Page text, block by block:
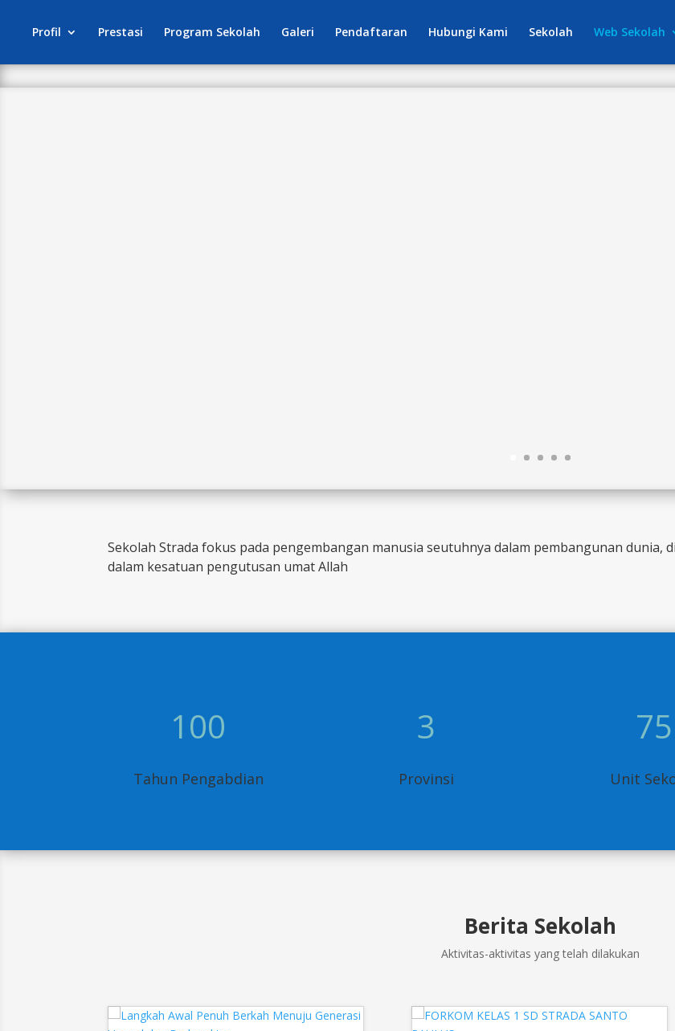
Profil Prestasi Program Sekolah Galeri Pendaftaran Hubungi Kami Sekolah Web Sekolah
Sekolah Strada fokus pada pengembangan manusia seutuhnya dalam pembangunan dunia,
dalam kesatuan pengutusan umat Allah
100
Tahun Pengabdian
3
Provinsi
75
Unit
Berita Sekolah
Aktivitas-aktivitas yang telah dilakukan